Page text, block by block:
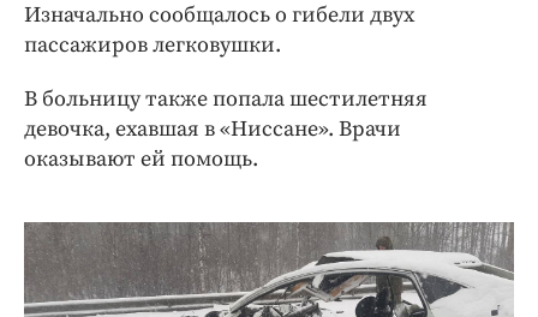
Медиаперсона
Интересное чтиво
Клиника года
Бренд года
Работодатель года
Изначально сообщалось о гибели двух
пассажиров легковушки.
В больницу также попала шестилетняя
девочка, ехавшая в «Ниссане». Врачи
оказывают ей помощь.